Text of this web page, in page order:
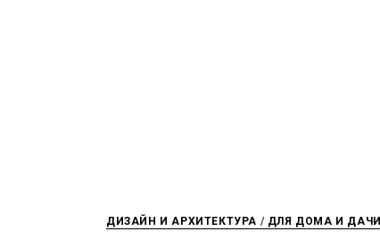
ДИЗАЙН И АРХИТЕКТУРА / ДЛЯ ДОМА И ДАЧИ